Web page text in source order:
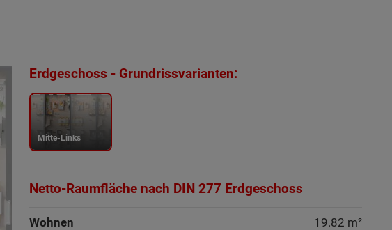
Erdgeschoss - Grundrissvarianten:
Mitte-Links
Netto-Raumfläche nach DIN 277 Erdgeschoss
Wohnen 19.82 m²